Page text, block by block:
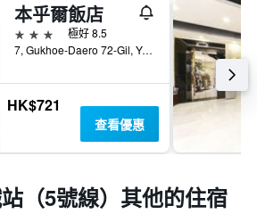
本乎爾飯店
3星級
極好 8.5
7, Gukhoe-Daero 72-Gil, Yeongdeungpo-gu, 首爾, 韓國
HK$721
查看優惠
（5號線）​其他的住宿